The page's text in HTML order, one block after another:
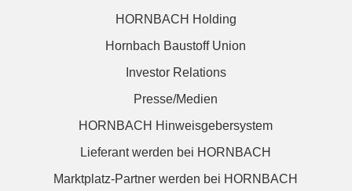
HORNBACH Holding
Hornbach Baustoff Union
Investor Relations
Presse/Medien
HORNBACH Hinweisgebersystem
Lieferant werden bei HORNBACH
Marktplatz-Partner werden bei HORNBACH